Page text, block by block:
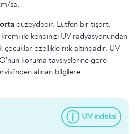
sa.
orta düzeydedir. Lütfen bir tişört,
ile kendinizi UV radyasyonundan
özellikle risk altındadır. UV
koruma tavsiyelerine göre
alınan bilgilere
UV indeksi